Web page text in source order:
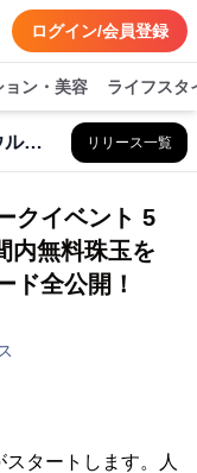
ログイン/会員登録
ョン・美容 ライフスタ
Archosaur Games /アーキサウル・ゲームス リリース一覧
クイベント 5
内無料珠玉を
ド全公開！
タートします。人